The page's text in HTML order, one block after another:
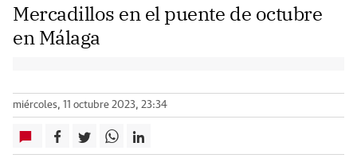
Mercadillos en el puente de octubre
en Málaga
miércoles, 11 octubre 2023, 23:34